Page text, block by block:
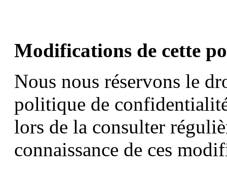
Modifications de cette
Nous nous réservons le
politique de
lors de la consulter
connaissance de ces